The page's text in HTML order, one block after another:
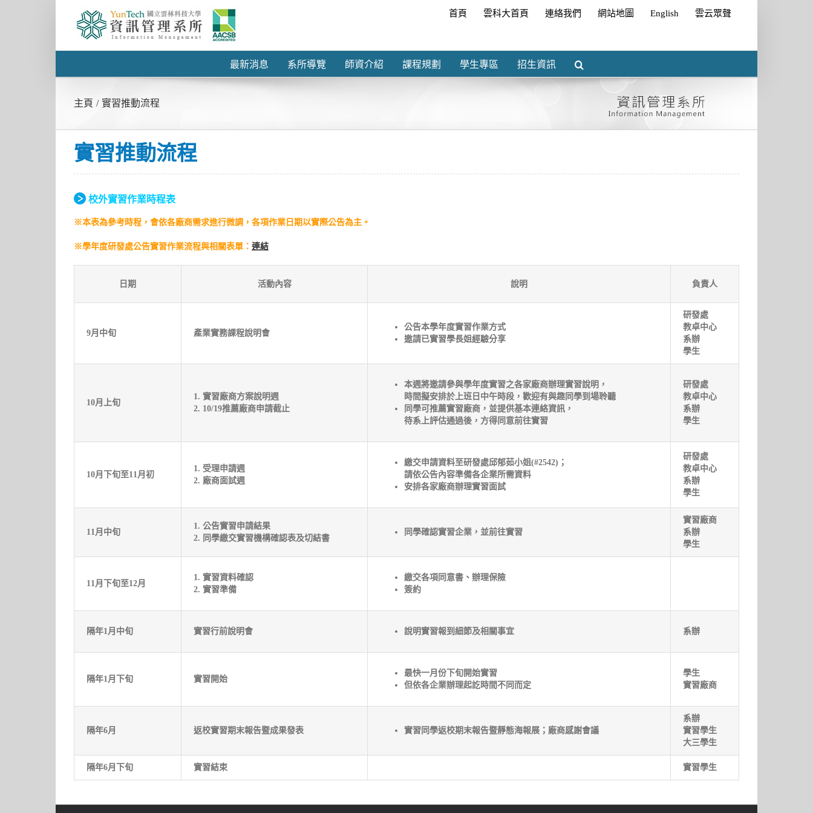
首頁 雲科大首頁 連絡我們 網站地圖 English 雲云眾聲
最新消息 系所導覽 師資介紹 課程規劃 學生專區 招生資訊
主頁 / 實習推動流程
實習推動流程
校外實習作業時程表
※本表為參考時程，會依各廠商需求進行微調，各項作業日期以實際公告為主。
※學年度研發處公告實習作業流程與相關表單： 連結
日期 活動內容 說明 負責人
9月中旬 產業實務課程說明會
公告本學年度實習作業方式
邀請已實習學長姐經驗分享
研發處
教卓中心
系辦
學生
10月上旬
1. 實習廠商方案說明週
2. 10/19推薦廠商申請截止
本週將邀請參與學年度實習之各家廠商辦理實習說明，
時間擬安排於上班日中午時段，歡迎有與趣同學到場聆聽
同學可推薦實習廠商，並提供基本連絡資訊，
待系上評估通過後，方得同意前往實習
研發處
教卓中心
系辦
學生
10月下旬至11月初
1. 受理申請週
2. 廠商面試週
繳交申請資料至研發處邱郁茹小姐(#2542)；
請依公告內容準備各企業所需資料
安排各家廠商辦理實習面試
研發處
教卓中心
系辦
學生
11月中旬
1. 公告實習申請結果
2. 同學繳交實習機構確認表及切結書
同學確認實習企業，並前往實習
實習廠商
系辦
學生
11月下旬至12月
1. 實習資料確認
2. 實習準備
繳交各項同意書、辦理保險
簽約
隔年1月中旬 實習行前說明會 說明實習報到細節及相關事宜 系辦
隔年1月下旬 實習開始
最快一月份下旬開始實習
但依各企業辦理起訖時間不同而定
學生
實習廠商
隔年6月 返校實習期末報告暨成果發表 實習同學返校期末報告暨靜態海報展；廠商感謝會議
系辦
實習學生
大三學生
隔年6月下旬 實習結束 實習學生